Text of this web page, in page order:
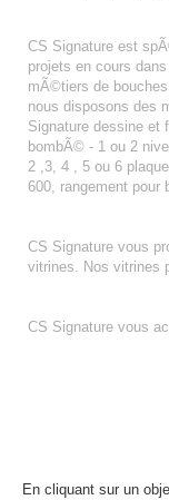
CS Signature est
projets en cours
mÃ©tiers de
nous disposons des
Signature dessine
bombÃ© - 1 ou 2
2 ,3, 4 , 5 ou 6
600, rangement
CS Signature vous
vitrines. Nos vitrines
CS Signature vous
En cliquant sur un